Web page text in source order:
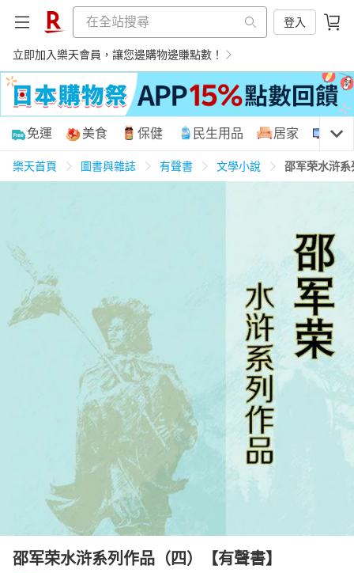
登入
立即加入樂天會員，讓您邊購物邊賺點數！
購物網分類
居家生活 親子玩具
男裝 情趣用品
電子/紙本書
HOT
免運 美食 保健 民生用品 居家 3C
樂天首頁 圖書與雜誌 有聲書 文學小說 邵军荣水浒
邵军荣水浒系列作品（四）【有聲書】